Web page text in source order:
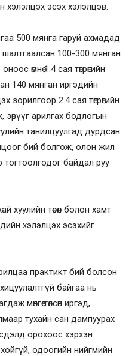
хэлэлцэх эсэх хэлэлцэв.
500 мянга гаруй ахмадад
шалтгаалсан 100-300 мянган
өмнө 1.4 сая төгрөгийн
140 мянган иргэдийн
зорилгоор 2.4 сая төгрөгийн
зөрүүг арилгах бодлогын
танилцуулгад дурдсан.
бий болгож, олон жил
тогтоолгодог байдал руу
хуулийн төсөл болон хамт
хэлэлцэх эсэхийг
практикт бий болсон
байгаа нь
мөнгөө төлсөн иргэд,
тухайн сан дампуурах
орохоос хэрхэн
одоогийн нийгмийн